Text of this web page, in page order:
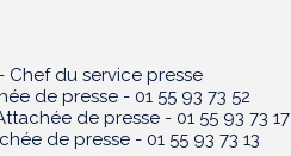
du service presse
de presse - 01 55 93 73 52
de presse - 01 55 93 73 17
de presse - 01 55 93 73 13